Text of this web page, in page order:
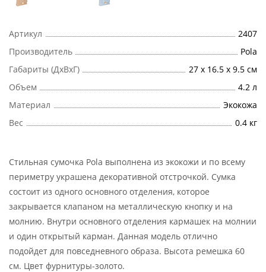
Артикул
2407
Производитель
Pola
Габариты (ДхВхГ)
27 х 16.5 х 9.5 см
Объем
4.2 л
Материал
Экокожа
Вес
0.4 кг
Стильная сумочка Pola выполнена из экокожи и по всему
периметру украшена декоративной отстрочкой. Сумка
состоит из одного основного отделения, которое
закрывается клапаном на металлическую кнопку и на
молнию. Внутри основного отделения кармашек на молнии
и один открытый карман. Данная модель отлично
подойдет для повседневного образа. Высота ремешка 60
см. Цвет фурнитуры-золото.